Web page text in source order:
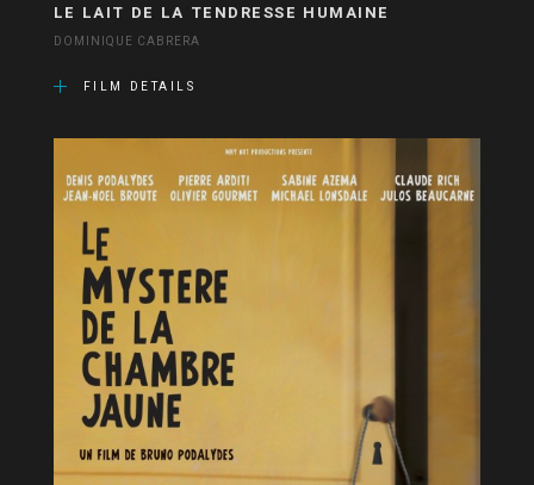
LE LAIT DE LA TENDRESSE HUMAINE
DOMINIQUE CABRERA
FILM DETAILS